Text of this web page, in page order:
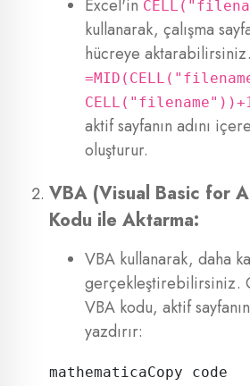
Excel'in
kullanarak, çalışma
hücreye
aktif sayfanın adını
oluşturur.
VBA (Visual Basic for
Kodu ile Aktarma:
VBA kullanarak, daha
gerçekleştirebilirsiniz.
VBA kodu, aktif
yazdırır:
mathematicaCopy code